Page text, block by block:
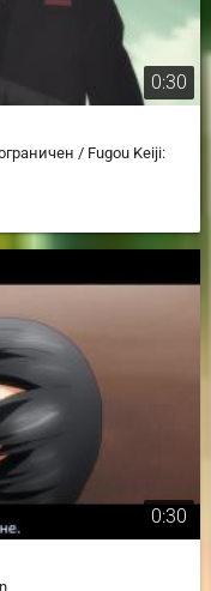
0:30
/ Fugou Keiji:
0:30